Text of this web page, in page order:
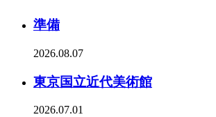
準備
2026.08.07
東京国立近代美術館
2026.07.01